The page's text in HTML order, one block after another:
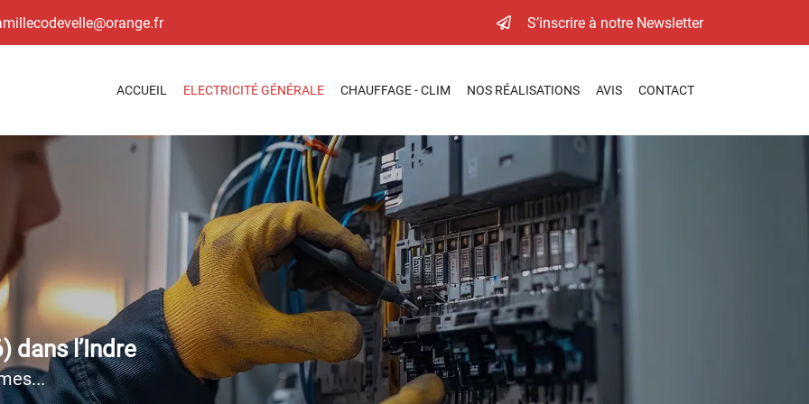
S’inscrire à notre Newsletter
ACCUEIL ELECTRICITÉ GÉNÉRALE CHAUFFAGE - CLIM NOS RÉALISATIONS AVIS CONTACT
dans l’Indre